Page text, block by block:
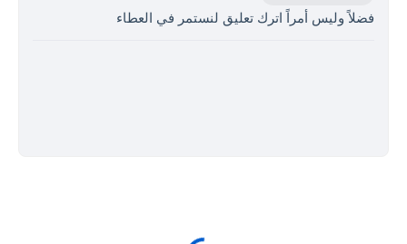
فضلاً وليس أمراً اترك تعليق لنستمر في العطاء